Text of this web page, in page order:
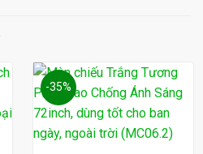
-35%